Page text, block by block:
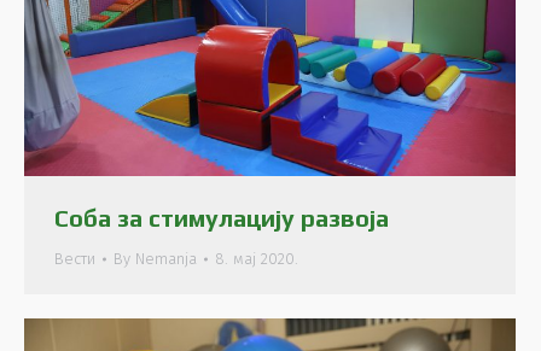
Соба за стимулацију развоја
Вести By Nemanja 8. мај 2020.